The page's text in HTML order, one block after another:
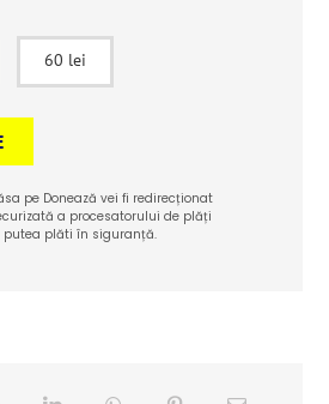
60 lei
pe Donează vei fi redirecționat
a procesatorului de plăți
putea plăti în siguranță.